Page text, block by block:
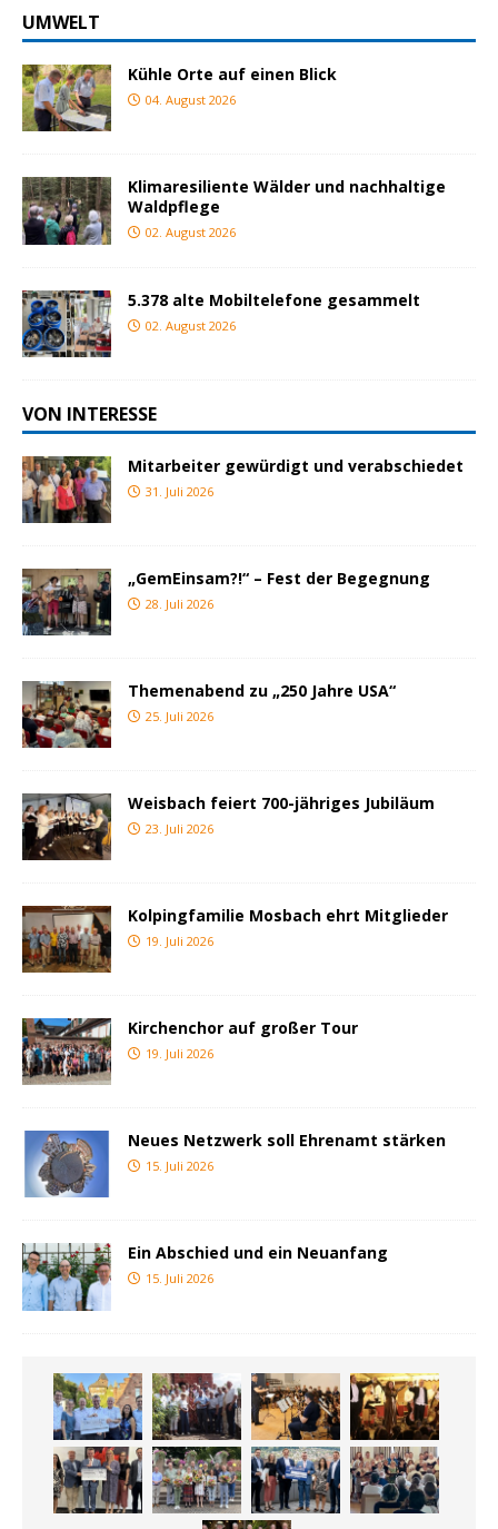
UMWELT
Kühle Orte auf einen Blick
04. August 2026
Klimaresiliente Wälder und nachhaltige
Waldpflege
02. August 2026
5.378 alte Mobiltelefone gesammelt
02. August 2026
VON INTERESSE
Mitarbeiter gewürdigt und verabschiedet
31. Juli 2026
„GemEinsam?!“ – Fest der Begegnung
28. Juli 2026
Themenabend zu „250 Jahre USA“
25. Juli 2026
Weisbach feiert 700-jähriges Jubiläum
23. Juli 2026
Kolpingfamilie Mosbach ehrt Mitglieder
19. Juli 2026
Kirchenchor auf großer Tour
19. Juli 2026
Neues Netzwerk soll Ehrenamt stärken
15. Juli 2026
Ein Abschied und ein Neuanfang
15. Juli 2026